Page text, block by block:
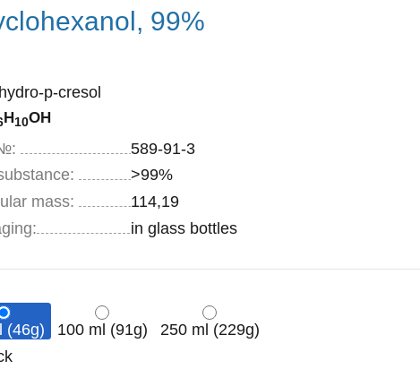
99%
p-cresol
H10OH
589-91-3
>99%
mass:
114,19
: in glass bottles
(46g) 100 ml (91g)
250 ml (229g)